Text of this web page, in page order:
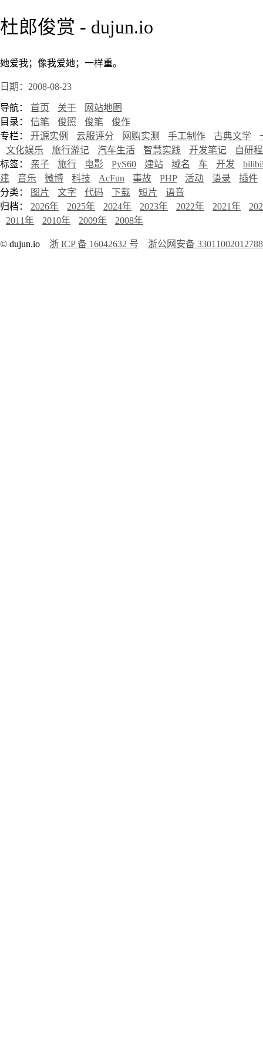
杜郎俊赏 - dujun.io
她爱我；像我爱她；一样重。
日期：2008-08-23
导航： 首页 关于
网站地图
目录： 信笔 俊照 俊笔
俊作
专栏： 开源实例 云服评分 网购实测 手工制作 古典文学
文化娱乐
旅行游记 汽车生活 智慧实践 开发笔记
自研
标签： 亲子 旅行 电影 PyS60 建站 域名 车 开发
建
音乐 微博 科技 AcFun 事故 PHP 活动 语录
插件
分类：
图片 文字 代码 下载 短片
语音
归档： 2026年 2025年 2024年 2023年 2022年 2021年
2011年
2010年 2009年 2008年
© dujun.io 浙 ICP 备 16042632 号 浙公网安备